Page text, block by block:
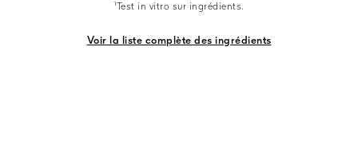
¹Test in vitro sur ingrédients.
Voir la liste complète des ingrédients